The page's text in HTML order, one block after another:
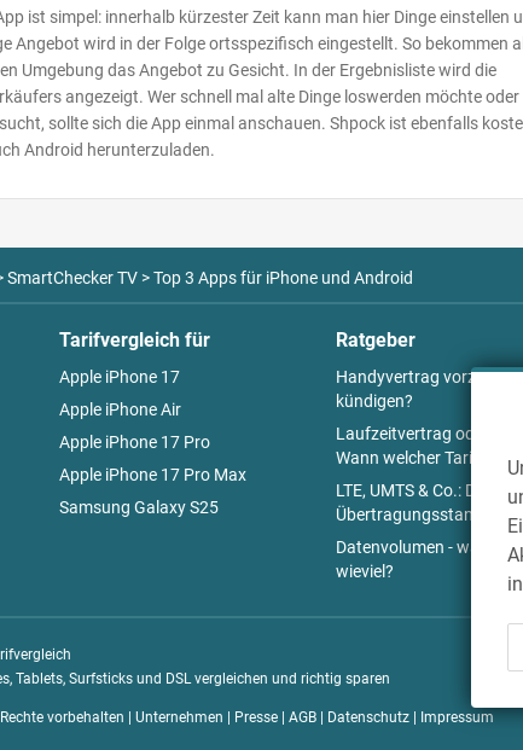
ist simpel: innerhalb kürzester Zeit kann man hier Dinge einstellen
Angebot wird in der Folge ortsspezifisch eingestellt. So bekommen
Umgebung das Angebot zu Gesicht. In der Ergebnisliste wird die
angezeigt. Wer schnell mal alte Dinge loswerden möchte oder
sollte sich die App einmal anschauen. Shpock ist ebenfalls
Android herunterzuladen.
SmartChecker TV>Top 3 Apps für iPhone und Android
Tarifvergleich für
Apple iPhone 17
Apple iPhone Air
Apple iPhone 17 Pro
Apple iPhone 17 Pro Max
Samsung Galaxy S25
Ratgeber
Handyvertrag vorzeitig
kündigen?
Laufzeitvertrag oder
Wann welcher Tarif Sinn
LTE, UMTS & Co.: Die
Übertragungsstandards
Datenvolumen - was, wo
wieviel?
Tablets, Surfsticks und DSL vergleichen und richtig sparen
vorbehalten | Unternehmen | Presse| AGB| Datenschutz| Impressum